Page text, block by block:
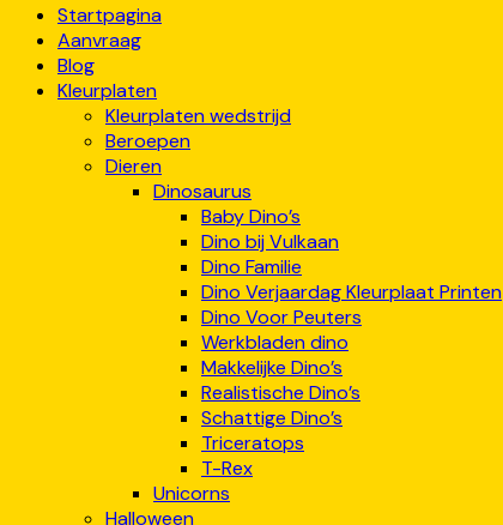
Startpagina
Aanvraag
Blog
Kleurplaten
Kleurplaten wedstrijd
Beroepen
Dieren
Dinosaurus
Baby Dino’s
Dino bij Vulkaan
Dino Familie
Dino Verjaardag Kleurplaat Printen
Dino Voor Peuters
Werkbladen dino
Makkelijke Dino’s
Realistische Dino’s
Schattige Dino’s
Triceratops
T-Rex
Unicorns
Halloween